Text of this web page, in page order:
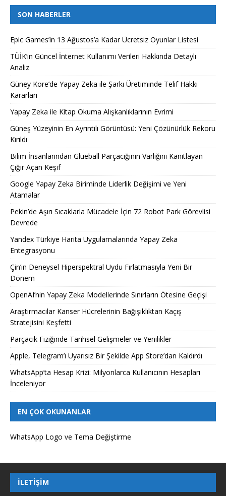
SON HABERLER
Epic Games’in 13 Ağustos’a Kadar Ücretsiz Oyunlar Listesi
TÜİK’in Güncel İnternet Kullanımı Verileri Hakkında Detaylı
Analiz
Güney Kore’de Yapay Zeka ile Şarkı Üretiminde Telif Hakkı
Kararları
Yapay Zeka ile Kitap Okuma Alışkanlıklarının Evrimi
Güneş Yüzeyinin En Ayrıntılı Görüntüsü: Yeni Çözünürlük Rekoru
Kırıldı
Bilim İnsanlarından Glueball Parçacığının Varlığını Kanıtlayan
Çığır Açan Keşif
Google Yapay Zeka Biriminde Liderlik Değişimi ve Yeni
Atamalar
Pekin’de Aşırı Sıcaklarla Mücadele İçin 72 Robot Park Görevlisi
Devrede
Yandex Türkiye Harita Uygulamalarında Yapay Zeka
Entegrasyonu
Çin’in Deneysel Hiperspektral Uydu Fırlatmasıyla Yeni Bir
Dönem
OpenAI’nin Yapay Zeka Modellerinde Sınırların Ötesine Geçişi
Araştırmacılar Kanser Hücrelerinin Bağışıklıktan Kaçış
Stratejisini Keşfetti
Parçacık Fiziğinde Tarihsel Gelişmeler ve Yenilikler
Apple, Telegram’ı Uyarısız Bir Şekilde App Store’dan Kaldırdı
WhatsApp’ta Hesap Krizi: Milyonlarca Kullanıcının Hesapları
İnceleniyor
EN ÇOK OKUNANLAR
WhatsApp Logo ve Tema Değiştirme
İLETIŞIM